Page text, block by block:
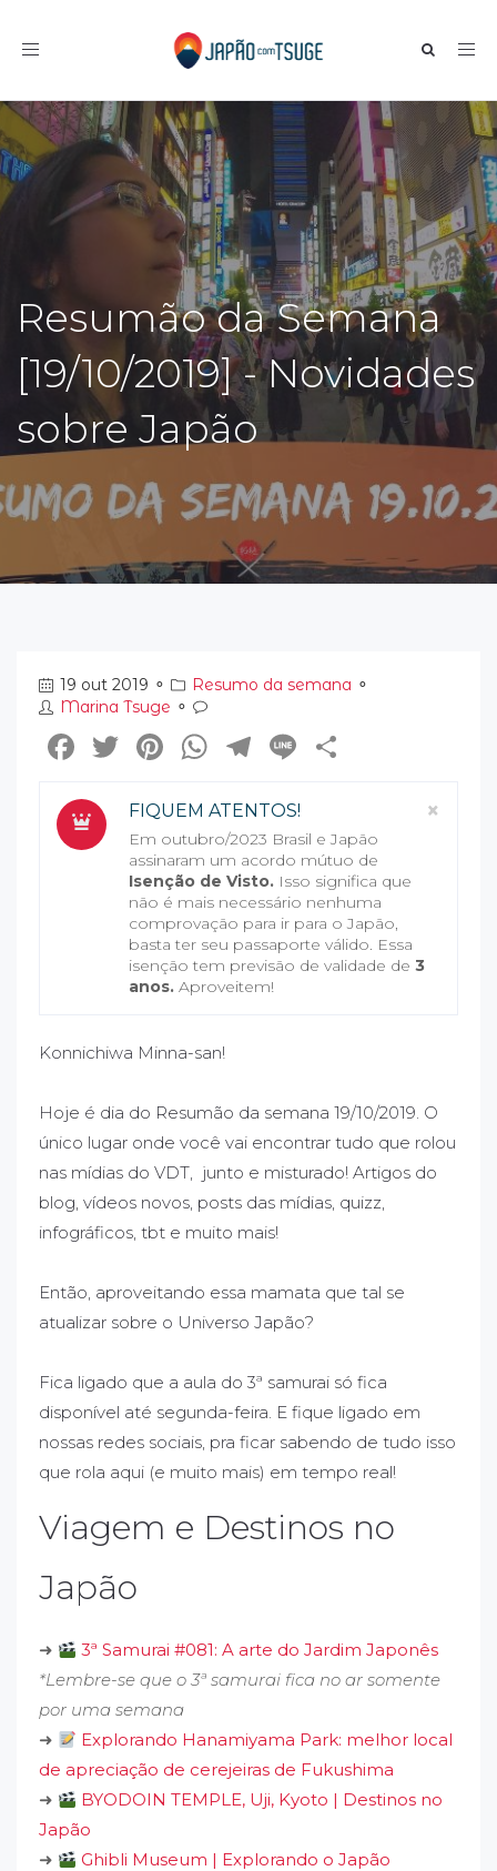
Toggle navigation
Resumão da Semana
[19/10/2019] - Novidades
sobre Japão
19 out 2019 ⚬ Resumo da semana ⚬
Marina Tsuge ⚬
Facebook
Twitter
Pinterest
WhatsApp
Telegram
Line
×
FIQUEM ATENTOS!
Em outubro/2023 Brasil e Japão
assinaram um acordo mútuo de
Isenção de Visto. Isso significa que
não é mais necessário nenhuma
comprovação para ir para o Japão,
basta ter seu passaporte válido. Essa
isenção tem previsão de validade de 3
anos. Aproveitem!
Konnichiwa Minna-san!
Hoje é dia do Resumão da semana 19/10/2019. O
único lugar onde você vai encontrar tudo que rolou
nas mídias do VDT, junto e misturado! Artigos do
blog, vídeos novos, posts das mídias, quizz,
infográficos, tbt e muito mais!
Então, aproveitando essa mamata que tal se
atualizar sobre o Universo Japão?
Fica ligado que a aula do 3ª samurai só fica
disponível até segunda-feira. E fique ligado em
nossas redes sociais, pra ficar sabendo de tudo isso
que rola aqui (e muito mais) em tempo real!
Viagem e Destinos no
Japão
➜
3ª Samurai #081: A arte do Jardim Japonês
*Lembre-se que o 3ª samurai fica no ar somente
por uma semana
➜
Explorando Hanamiyama Park: melhor local
de apreciação de cerejeiras de Fukushima
➜
BYODOIN TEMPLE, Uji, Kyoto | Destinos no
Japão
➜
Ghibli Museum | Explorando o Japão